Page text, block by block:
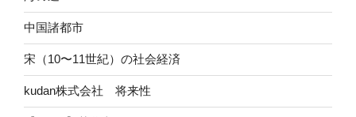
中国諸都市
宋（10〜11世紀）の社会経済
kudan株式会社 将来性